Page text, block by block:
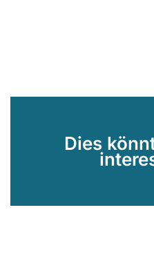
Dies